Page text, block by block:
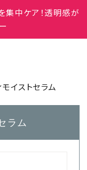
集中ケア！透明感が
イストセラム
ラム